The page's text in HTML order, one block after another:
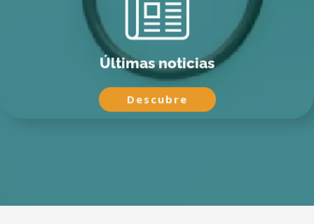
Últimas noticias
Descubre